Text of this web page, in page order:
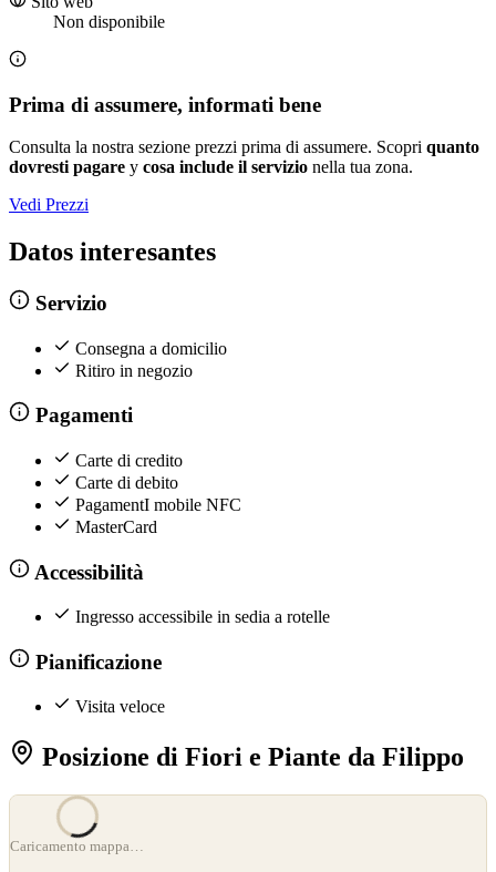
Non disponibile
Prima di assumere, informati bene
Consulta la nostra sezione prezzi prima di assumere. Scopri quanto
dovresti pagare y cosa include il servizio nella tua zona.
Vedi Prezzi
Datos interesantes
Servizio
Consegna a domicilio
Ritiro in negozio
Pagamenti
Carte di credito
Carte di debito
PagamentI mobile NFC
MasterCard
Accessibilità
Ingresso accessibile in sedia a rotelle
Pianificazione
Visita veloce
Posizione di Fiori e Piante da Filippo
OpenStreetMap
©CARTO
Caricamento mappa…